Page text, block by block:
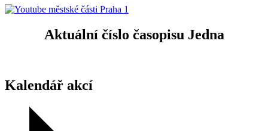
Aktuální číslo časopisu Jedna
Kalendář akcí